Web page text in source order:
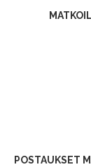
POSTAUKSET